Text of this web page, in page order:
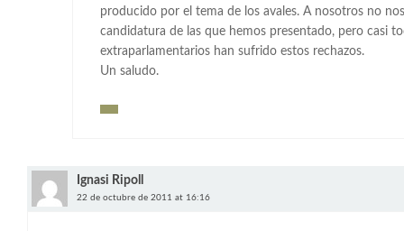
producido por el tema de los avales. A nosotros no
candidatura de las que hemos presentado, pero casi
extraparlamentarios han sufrido estos rechazos.
Un saludo.
Ignasi Ripoll
22 de octubre de 2011 at 16:16